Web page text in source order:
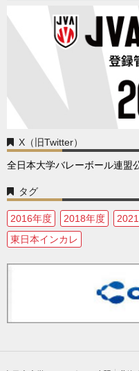
X（旧Twitter）
全日本大学バレーボール連盟
タグ
2016年度 2018年度 2021
東日本インカレ